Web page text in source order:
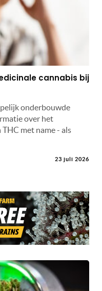
cannabis bij
onderbouwde
over het
met name - als
23 juli 2026